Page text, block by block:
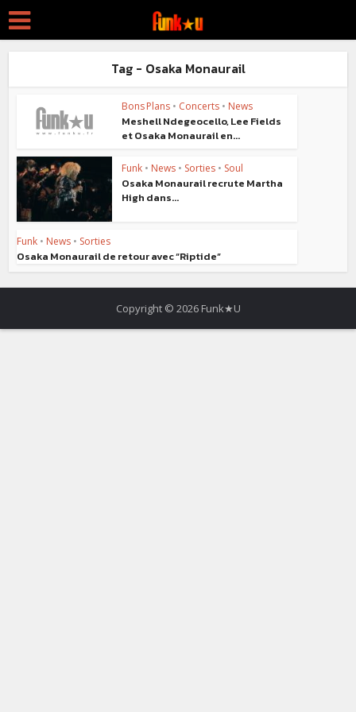
Tag - Osaka Monaurail
Bons Plans • Concerts • News
Meshell Ndegeocello, Lee Fields
et Osaka Monaurail en...
Funk • News • Sorties • Soul
Osaka Monaurail recrute Martha
High dans...
Funk • News • Sorties
Osaka Monaurail de retour avec “Riptide”
Copyright © 2026 Funk★U